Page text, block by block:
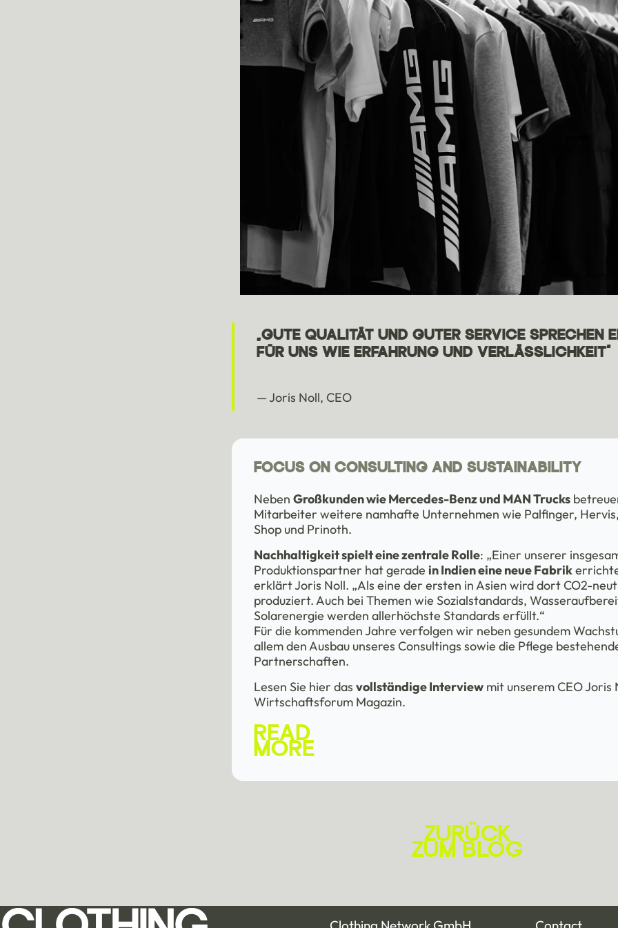
„GUTE QUALITÄT UND GUTER SERVICE SPRECHEN
FÜR UNS WIE ERFAHRUNG UND VERLÄSSLICHKEIT“
— Joris Noll, CEO
FOCUS ON CONSULTING AND SUSTAINABILITY
Neben Großkunden wie Mercedes-Benz und MAN Trucks
Mitarbeiter weitere namhafte Unternehmen wie Palfinger,
Shop und Prinoth.
Nachhaltigkeit spielt eine zentrale Rolle: „Einer unserer
Produktionspartner hat gerade in Indien eine neue Fabrik
erklärt Joris Noll. „Als eine der ersten in Asien wird dort CO2-
produziert. Auch bei Themen wie Sozialstandards,
Solarenergie werden allerhöchste Standards erfüllt.“
Für die kommenden Jahre verfolgen wir neben gesundem
allem den Ausbau unseres Consultings sowie die Pflege
Partnerschaften.
Lesen Sie hier das vollständige Interview mit unserem CEO Joris
Wirtschaftsforum Magazin.
READ
MORE
ZURÜCK
ZUM BLOG